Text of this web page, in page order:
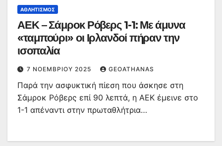
ΑΘΛΗΤΙΣΜΌΣ
ΑΕΚ – Σάμροκ Ρόβερς 1-1: Με άμυνα
«ταμπούρι» οι Ιρλανδοί πήραν την
ισοπαλία
7 ΝΟΕΜΒΡΊΟΥ 2025 GEOATHANAS
Παρά την ασφυκτική πίεση που άσκησε στη
Σάμροκ Ρόβερς επί 90 λεπτά, η ΑΕΚ έμεινε στο
1-1 απέναντι στην πρωταθλήτρια…